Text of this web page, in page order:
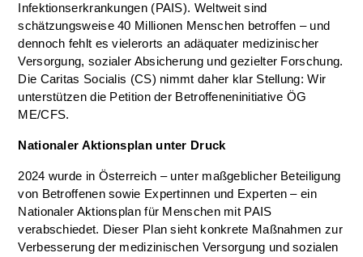
Infektionserkrankungen (PAIS). Weltweit sind
schätzungsweise 40 Millionen Menschen betroffen – und
dennoch fehlt es vielerorts an adäquater medizinischer
Versorgung, sozialer Absicherung und gezielter Forschung.
Die Caritas Socialis (CS) nimmt daher klar Stellung: Wir
unterstützen die Petition der Betroffeneninitiative ÖG
ME/CFS.
Nationaler Aktionsplan unter Druck
2024 wurde in Österreich – unter maßgeblicher Beteiligung
von Betroffenen sowie Expertinnen und Experten – ein
Nationaler Aktionsplan für Menschen mit PAIS
verabschiedet. Dieser Plan sieht konkrete Maßnahmen zur
Verbesserung der medizinischen Versorgung und sozialen